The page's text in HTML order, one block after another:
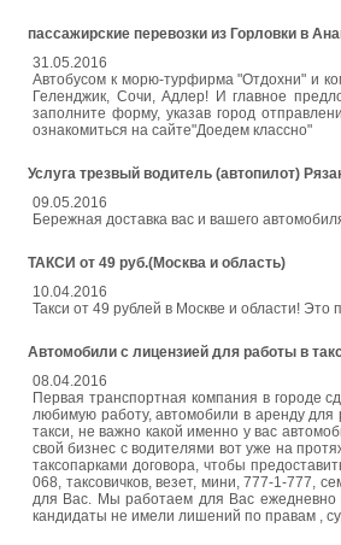
пассажирские перевозки из Горловки в
31.05.2016
Автобусом к морю-турфирма "Отдохни" и
Геленджик, Сочи, Адлер! И главное
заполните форму, указав город
ознакомиться на сайте"Доедем классно"
Услуга трезвый водитель (автопилот)
09.05.2016
Бережная доставка вас и вашего
ТАКСИ от 49 руб.(Москва и область)
10.04.2016
Такси от 49 рублей в Москве и области!
Автомобили с лицензией для работы в
08.04.2016
Первая транспортная компания в городе
любимую работу, автомобили в аренду
такси, не важно какой именно у вас
свой бизнес с водителями вот уже на
таксопарками договора, чтобы
068, таксовичков, везет, мини, 777-1-777,
для Вас. Мы работаем для Вас ежедневно
кандидаты не имели лишений по правам ,